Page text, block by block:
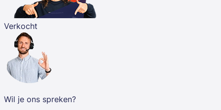
Verkocht
Wil je ons spreken?